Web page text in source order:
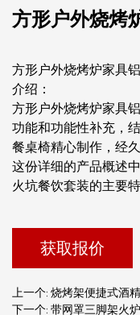
方形户外烧烤
方形户外烧烤炉家具
介绍：
方形户外烧烤炉家具
功能和功能性补充，
餐桌椅精心制作，经
这份详细的产品概述
火坑餐饮套装的主要
获取报价
上一个: 烧烤架便捷式酒
下一个: 带网罩三脚架火炉